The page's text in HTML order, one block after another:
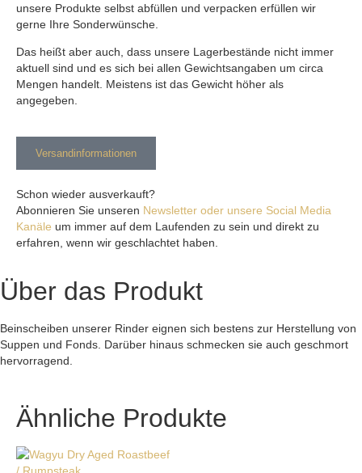
unsere Produkte selbst abfüllen und verpacken erfüllen wir
gerne Ihre Sonderwünsche.
Das heißt aber auch, dass unsere Lagerbestände nicht immer
aktuell sind und es sich bei allen Gewichtsangaben um circa
Mengen handelt. Meistens ist das Gewicht höher als
angegeben.
Versandinformationen
Schon wieder ausverkauft?
Abonnieren Sie unseren Newsletter oder unsere Social Media
Kanäle um immer auf dem Laufenden zu sein und direkt zu
erfahren, wenn wir geschlachtet haben.
Über das Produkt
Beinscheiben unserer Rinder eignen sich bestens zur Herstellung von
Suppen und Fonds. Darüber hinaus schmecken sie auch geschmort
hervorragend.
Ähnliche Produkte